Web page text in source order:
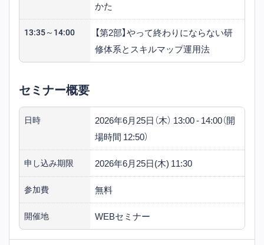
かた
13:35～14:00
【第2部】やって終わりにならない研
修体系とスキルマップ運用法
セミナー概要
日時
2026年6月25日（木） 13:00 - 14:00（開
場時間 12:50）
申し込み期限 2026年6月25日(木) 11:30
参加費 無料
開催地 WEBセミナー